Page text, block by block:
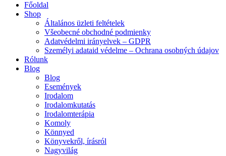
Főoldal
Shop
Általános üzleti feltételek
Všeobecné obchodné podmienky
Adatvédelmi irányelvek – GDPR
Személyi adataid védelme – Ochrana osobných údajov
Rólunk
Blog
Blog
Események
Irodalom
Irodalomkutatás
Irodalomterápia
Komoly
Könnyed
Könyvekről, írásról
Nagyvilág